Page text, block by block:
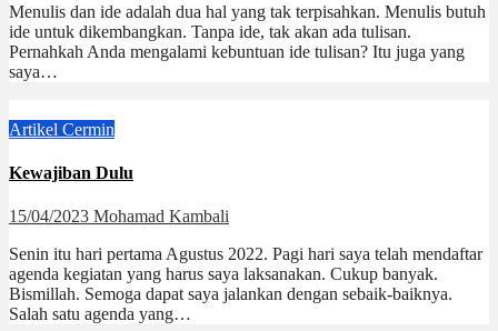
Menulis dan ide adalah dua hal yang tak terpisahkan. Menulis butuh
ide untuk dikembangkan. Tanpa ide, tak akan ada tulisan.
Pernahkah Anda mengalami kebuntuan ide tulisan? Itu juga yang
saya…
Artikel Cermin
Kewajiban Dulu
15/04/2023 Mohamad Kambali
Senin itu hari pertama Agustus 2022. Pagi hari saya telah mendaftar
agenda kegiatan yang harus saya laksanakan. Cukup banyak.
Bismillah. Semoga dapat saya jalankan dengan sebaik-baiknya.
Salah satu agenda yang…